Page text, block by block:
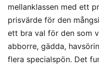
mellanklassen med ett
prisvärde för den
ett bra val för den som
abborre, gädda,
flera specialspön. Det